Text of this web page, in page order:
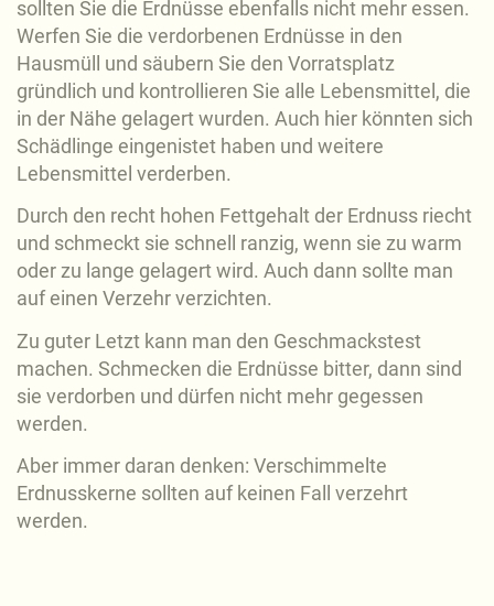
sollten Sie die Erdnüsse ebenfalls nicht mehr essen.
Werfen Sie die verdorbenen Erdnüsse in den
Hausmüll und säubern Sie den Vorratsplatz
gründlich und kontrollieren Sie alle Lebensmittel, die
in der Nähe gelagert wurden. Auch hier könnten sich
Schädlinge eingenistet haben und weitere
Lebensmittel verderben.
Durch den recht hohen Fettgehalt der Erdnuss riecht
und schmeckt sie schnell ranzig, wenn sie zu warm
oder zu lange gelagert wird. Auch dann sollte man
auf einen Verzehr verzichten.
Zu guter Letzt kann man den Geschmackstest
machen. Schmecken die Erdnüsse bitter, dann sind
sie verdorben und dürfen nicht mehr gegessen
werden.
Aber immer daran denken: Verschimmelte
Erdnusskerne sollten auf keinen Fall verzehrt
werden.